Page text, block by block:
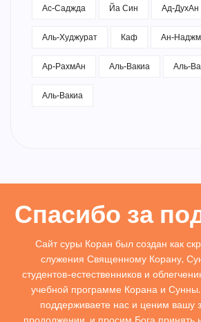
Ас-Саджда
Йа Син Ад-ДухАн
Аль-Худжурат
Каф
Ан-Наджм
Ар-РахмАн
Аль-Вакиа
Аль-
Аль-Вакиа
Спасибо за
Сайт суры Коран был создан как
служения Священному Корану,
студентов-естественников и
учебной программе Корана и
поддерживаете нас и ценим вашу